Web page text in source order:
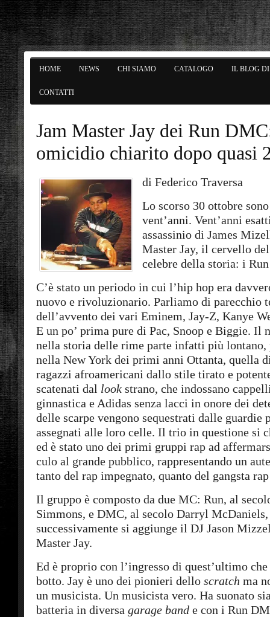
HOME NEWS CHI SIAMO CATALOGO IL BLOG
CONTATTI
Jam Master Jay dei Run
omicidio chiarito dopo quasi
di Federico Traversa
Lo scorso 30 ottobre
vent’anni. Vent’anni
assassinio di James
Master Jay, il cervello
celebre della storia: i
C’è stato un periodo in cui l’hip hop era
nuovo e rivoluzionario. Parliamo di parecchio
dell’avvento dei vari Eminem, Jay-Z, Kanye
E un po’ prima pure di Pac, Snoop e Biggie. Il
nella storia delle rime parte infatti più lontano,
nella New York dei primi anni Ottanta, quella
ragazzi afroamericani dallo stile tirato e
scatenati dal look strano, che indossano
ginnastica e Adidas senza lacci in onore dei
delle scarpe vengono sequestrati dalle guardie
assegnati alle loro celle. Il trio in questione si
ed è stato uno dei primi gruppi rap ad
culo al grande pubblico, rappresentando un
tanto del rap impegnato, quanto del gangsta
Il gruppo è composto da due MC: Run, al
Simmons, e DMC, al secolo Darryl
successivamente si aggiunge il DJ Jason
Master Jay.
Ed è proprio con l’ingresso di quest’ultimo
botto. Jay è uno dei pionieri dello scratch ma
un musicista. Un musicista vero. Ha suonato
batteria in diversa garage band e con i Run